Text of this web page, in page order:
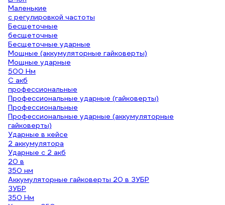
Маленькие
с регулировкой частоты
Бесщеточные
бесщеточные
Бесщеточные ударные
Мощные (аккумуляторные гайковерты)
Мощные ударные
500 Нм
С акб
профессиональные
Профессиональные ударные (гайковерты)
Профессиональные
Профессиональные ударные (аккумуляторные
гайковерты)
Ударные в кейсе
2 аккумулятора
Ударные с 2 акб
20 в
350 нм
Аккумуляторные гайковерты 20 в ЗУБР
ЗУБР
350 Нм